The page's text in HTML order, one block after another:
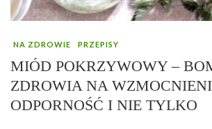
NA ZDROWIE PRZEPISY
MIÓD POKRZYWOWY –
ZDROWIA NA
ODPORNOŚĆ I NIE TYLKO